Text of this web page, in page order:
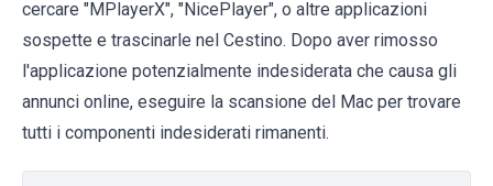
cercare "MPlayerX", "NicePlayer", o altre applicazioni
sospette e trascinarle nel Cestino. Dopo aver rimosso
l'applicazione potenzialmente indesiderata che causa gli
annunci online, eseguire la scansione del Mac per trovare
tutti i componenti indesiderati rimanenti.